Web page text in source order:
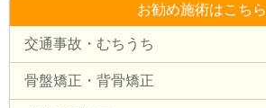
お勧め施術はこちら
交通事故・むちうち
骨盤矯正・背骨矯正